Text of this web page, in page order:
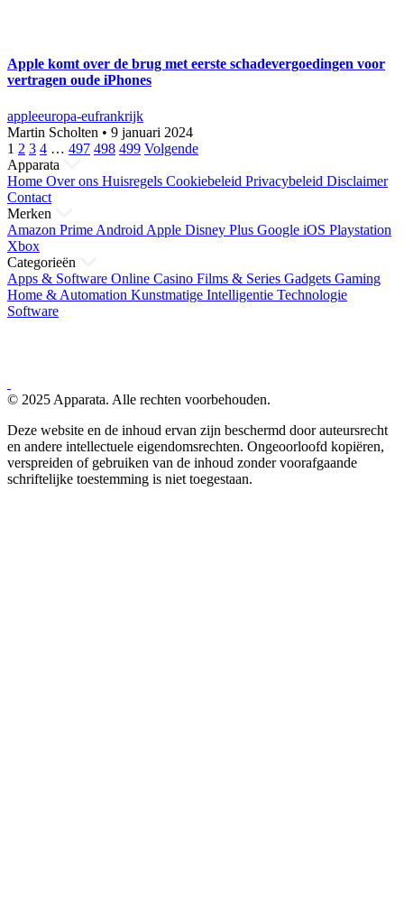
Apple komt over de brug met eerste schadevergoedingen voor
vertragen oude iPhones
appleeuropa-eufrankrijk
Martin Scholten • 9 januari 2024
Berichten
paginering
1 2 3 4 … 497 498 499 Volgende
Apparata
Home Over ons Huisregels Cookiebeleid Privacybeleid Disclaimer
Contact
Merken
Amazon Prime Android Apple Disney Plus Google iOS Playstation
Xbox
Categorieën
Apps & Software Online Casino Films & Series Gadgets Gaming
Home & Automation Kunstmatige Intelligentie Technologie
Software
© 2025 Apparata. Alle rechten voorbehouden.
Deze website en de inhoud ervan zijn beschermd door auteursrecht
en andere intellectuele eigendomsrechten. Ongeoorloofd kopiëren,
verspreiden of gebruiken van de inhoud zonder voorafgaande
schriftelijke toestemming is niet toegestaan.